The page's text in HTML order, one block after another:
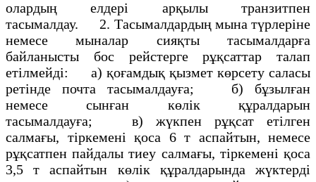
олардың елдерi арқылы транзитпен
тасымалдау. 2. Тасымалдардың мына түрлерiне
немесе мыналар сияқты тасымалдарға
байланысты бос рейстерге рұқсаттар талап
етілмейдi: а) қоғамдық қызмет көрсету саласы
ретiнде почта тасымалдауға; б) бұзылған
немесе сынған көлiк құралдарын
тасымалдауға; в) жүкпен рұқсат етілген
салмағы, тiркеменi қоса 6 т аспайтын, немесе
рұқсатпен пайдалы тиеу салмағы, тiркеменi қоса
3,5 т аспайтын көлiк құралдарында жүктерді